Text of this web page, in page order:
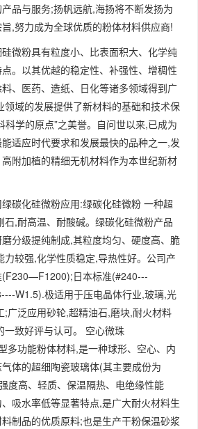
品与服务;扬帆远航,海扬将不断发扬为
,努力成为全球优质的粉体材料供应商!
微粉具有粒度小、比表面积大、化学纯
。以其优越的稳定性、补强性、增稠性
、医药、造纸、日化等诸多领域得到广
领域的发展提供了新材料的基础和技术保
科学的原点”之美誉。自问世以来,已成为
适应时代要求和发展最快的品种之一,发
附加植的精细无机材料作为本世纪新材
绿碳化硅微粉应用:绿碳化硅微粉 一种超
石,耐高温、耐酸碱。绿碳化硅微粉产品
分级提纯制成,其粒度均匀、硬度高、脆
力较强,化学性质稳定,导热性好。公司产
(F230—F1200);日本标准(#240---
W1.5).极适用于压电晶体行业,玻璃,光
;广泛应用砂轮,超精油石,磨块,耐火材料
一致好评与认可。 空心微珠
多功能粉体材料,是一种球形、空心、内
体的超细陶瓷玻璃体(其主要成份为
度高、轻质、保温隔热、电绝缘性能
吸水率低等显著特点,是广大耐火材料生
制品的优质原料;也是生产干粉保温砂浆